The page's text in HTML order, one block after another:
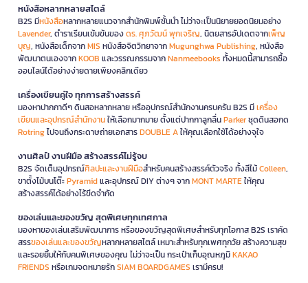
หนังสือหลากหลายสไตล์
B2S มีหนังสือหลากหลายแนวจากสำนักพิมพ์ชั้นนำ ไม่ว่าจะเป็นนิยายยอดนิยมอย่าง
Lavender, ตำราเรียนเข้มข้นของดร. ศุภวัฒน์ พุกเจริญ, นิตยสารอัปเดตจากเพ็ญ
บุญ, หนังสือเด็กจากMIS หนังสือจิตวิทยาจากMugunghwa Publishing, หนังสือ
พัฒนาตนเองจากKOOB และวรรณกรรมจากNanmeebooks ทั้งหมดนี้สามารถซื้อ
ออนไลน์ได้อย่างง่ายดายเพียงคลิกเดียว
เครื่องเขียนคู่ใจ ทุกการสร้างสรรค์
มองหาปากกาดีๆ ดินสอหลากหลาย หรืออุปกรณ์สำนักงานครบครัน B2S มีเครื่อง
เขียนและอุปกรณ์สำนักงานให้เลือกมากมาย ตั้งแต่ปากกาลูกลื่นParkerชุดดินสอกด
Rotringไปจนถึงกระดาษถ่ายเอกสารDOUBLE Aให้คุณเลือกใช้ได้อย่างจุใจ
งานศิลป์ งานฝีมือ สร้างสรรค์ไม่รู้จบ
B2S จัดเต็มอุปกรณ์ศิลปะและงานฝีมือสำหรับคนสร้างสรรค์ตัวจริง ทั้งสีไม้Colleen,
ขาตั้งไม้บนโต๊ะPyramidและอุปกรณ์ DIY ต่างๆ จากMONT MARTEให้คุณ
สร้างสรรค์ได้อย่างไร้ขีดจำกัด
ของเล่นและของขวัญ สุดพิเศษทุกเทศกาล
มองหาของเล่นเสริมพัฒนาการ หรือของขวัญสุดพิเศษสำหรับทุกโอกาส B2S เราคัด
สรรของเล่นและของขวัญหลากหลายสไตล์ เหมาะสำหรับทุกเพศทุกวัย สร้างความสุข
และรอยยิ้มให้กับคนพิเศษของคุณ ไม่ว่าจะเป็น กระเป๋าเก็บอุณหภูมิKAKAO
FRIENDS หรือเกมจดหมายรักSIAM BOARDGAMES เรามีครบ!